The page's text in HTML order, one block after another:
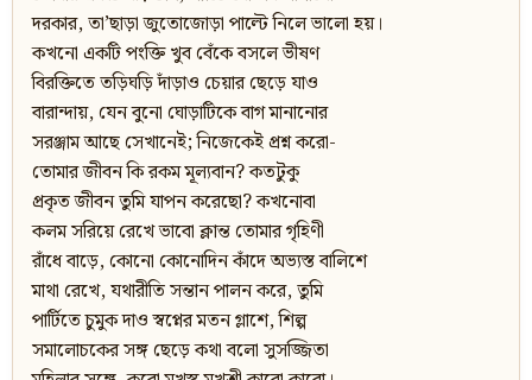
দরকার, তা’ছাড়া জুতোজোড়া পাল্টে নিলে ভালো হয়।
কখনো একটি পংক্তি খুব বেঁকে বসলে ভীষণ
বিরক্তিতে তড়িঘড়ি দাঁড়াও চেয়ার ছেড়ে যাও
বারান্দায়, যেন বুনো ঘোড়াটিকে বাগ মানানোর
সরঞ্জাম আছে সেখানেই; নিজেকেই প্রশ্ন করো-
তোমার জীবন কি রকম মূল্যবান? কতটুকু
প্রকৃত জীবন তুমি যাপন করেছো? কখনোবা
কলম সরিয়ে রেখে ভাবো ক্লান্ত তোমার গৃহিণী
রাঁধে বাড়ে, কোনো কোনোদিন কাঁদে অভ্যস্ত বালিশে
মাথা রেখে, যথারীতি সন্তান পালন করে, তুমি
পার্টিতে চুমুক দাও স্বপ্নের মতন গ্লাশে, শিল্প
সমালোচকের সঙ্গ ছেড়ে কথা বলো সুসজ্জিতা